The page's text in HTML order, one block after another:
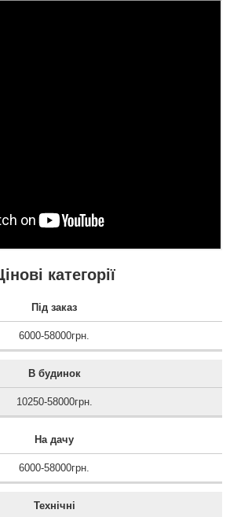
категорії
Під заказ
6000-58000грн.
В будинок
10250-58000грн.
На дачу
6000-58000грн.
Технічні